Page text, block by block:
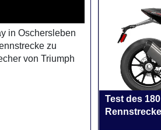
in Oschersleben
zu
von Triumph
Test des
Rennstrecke